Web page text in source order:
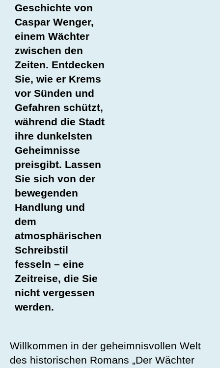
Geschichte von
Caspar Wenger,
einem Wächter
zwischen den
Zeiten. Entdecken
Sie, wie er Krems
vor Sünden und
Gefahren schützt,
während die Stadt
ihre dunkelsten
Geheimnisse
preisgibt. Lassen
Sie sich von der
bewegenden
Handlung und
dem
atmosphärischen
Schreibstil
fesseln – eine
Zeitreise, die Sie
nicht vergessen
werden.
Willkommen in der geheimnisvollen Welt
des historischen Romans „Der Wächter